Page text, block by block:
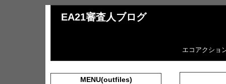
EA21審査人ブログ
エコアクショ
MENU(outfiles)